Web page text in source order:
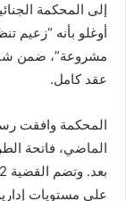
إلى المحكمة
أوغلو بأنه “زعيم
مشروعة”، ضمن
عقد كامل.
الماضي، فاتحة
على مستويات